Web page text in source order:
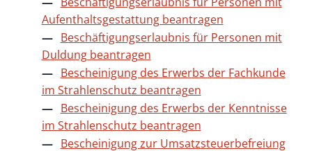
Aufenthaltsgestattung beantragen
Beschäftigungserlaubnis für Personen mit
Duldung beantragen
Bescheinigung des Erwerbs der Fachkunde
im Strahlenschutz beantragen
Bescheinigung des Erwerbs der Kenntnisse
im Strahlenschutz beantragen
Bescheinigung zur Umsatzsteuerbefreiung